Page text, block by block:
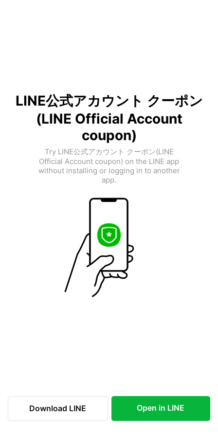
LINE公式アカウント クーポン
(LINE Official Account
coupon)
Try LINE公式アカウント クーポン(LINE
Official Account coupon) on the LINE app
without installing or logging in to another
app.
Download LINE Open in LINE